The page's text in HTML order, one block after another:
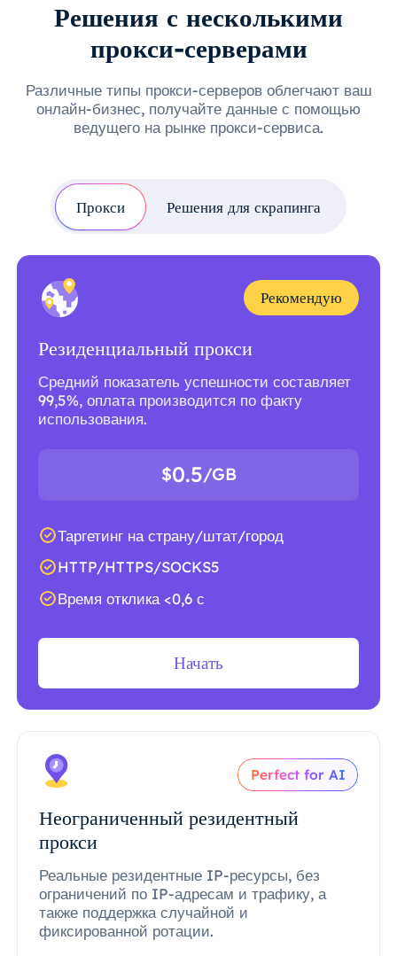
Решения с несколькими
прокси-серверами
Различные типы прокси-серверов облегчают ваш
онлайн-бизнес, получайте данные с помощью
ведущего на рынке прокси-сервиса.
Прокси Решения для скрапинга
Рекомендую
Резиденциальный прокси
Средний показатель успешности составляет
99,5%, оплата производится по факту
использования.
$0.5/GB
Таргетинг на страну/штат/город
HTTP/HTTPS/SOCKS5
Время отклика <0,6 с
Начать
Perfect for AI
Неограниченный резидентный
прокси
Реальные резидентные IP-ресурсы, без
ограничений по IP-адресам и трафику, а
также поддержка случайной и
фиксированной ротации.